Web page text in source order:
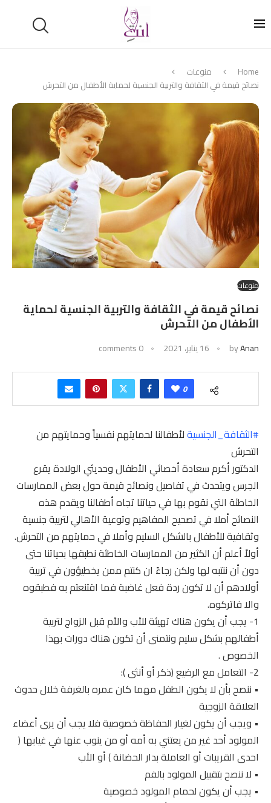
Home
منوعات
نصائح قيمة في الثقافة والتربية الجنسية لحماية الأطفال من التحرش
منوعات
نصائح قيمة في الثقافة والتربية الجنسية لحماية
الأطفال من التحرش
byAnan 16 يناير، 2021 0 comments
0
#الثقافة_الجنسيةلأطفالنا لحمايتهم نفسياً وحمايتهم من
التحرش
الدكتور أكرم سعادة أخصائي الأطفال وحديثي الولادة يقرع
الجرس ويتحدث في تفاصيل ونصائح قيمة حول بعض الممارسات
الخاطئة التي نقوم بها في حياتنا تجاه أطفالنا ويقدم هذه
النصائح أملا في تصحيح المفاهيم وتوعية الأهالي لتربية جنسية
وثقافية للأطفال بالشكل السليم وأملا في حمايتهم من التحرش.
أولاً أعلم أن الكثير من الممارسات الخاطئة نطبقها بحياتنا حتى
دون أن ننتبه لها ولكن رجاءً ان كنتم ممن يخطيؤون في تربية
أولادهم أن لا تكون ردة فعل غاضبة فما اقتنعتم به فطبقوه
والا فاتركوه.
1- يجب أن يكون هناك تهيئة للأب والأم قبل الزواج لتربية
أطفالهم بشكل سليم ونتمنى أن تكون هناك دورات بهذا
الخصوص .
2- التعامل مع الرضيع (ذكر أو أنثى ):
• ننصح بأن لا يكون الطفل مهما كان عمره بالغرفة خلال حدوث
العلاقة الزوجية
• ويجب أن يكون لغيار الحفاظة خصوصية فلا يجب أن يرى أعضاء
المولود أحد غير من يعتني به أمه أو من ينوب عنها في غيابها (
احدى القريبات أو العاملة بدار الحضانة ) أو الأب
• لا ننصح بتقبيل المولود بالفم
• يجب أن يكون لحمام المولود خصوصية